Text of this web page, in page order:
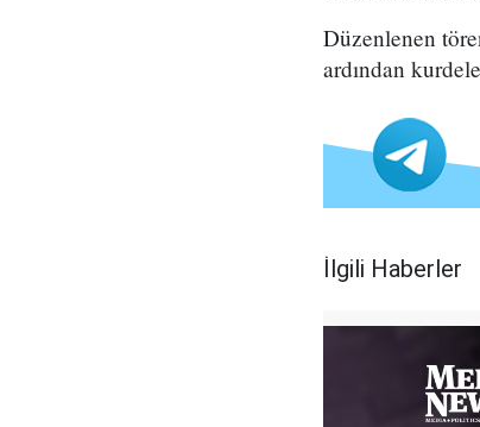
Düzenlenen
ardından
İlgili Haberler